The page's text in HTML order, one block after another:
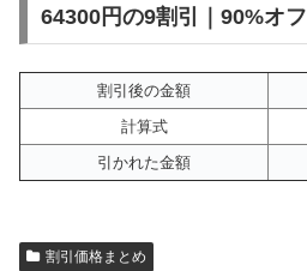
64300円の9割引｜90%オフ
割引後の金額
計算式
引かれた金額
割引価格まとめ